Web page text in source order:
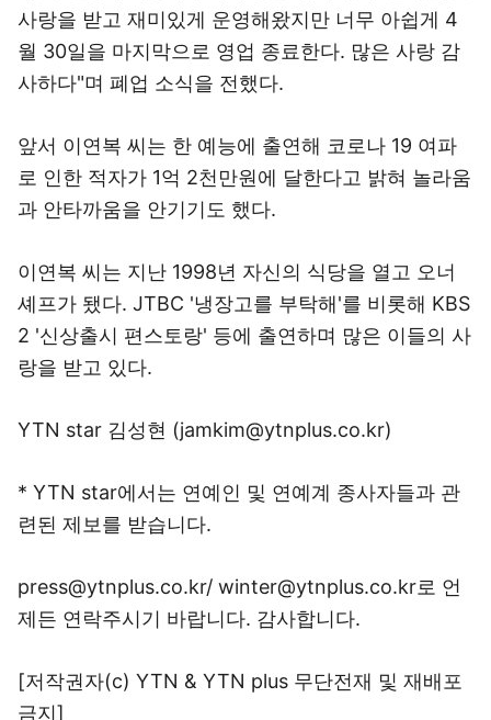
사랑을 받고 재미있게 운영해왔지만 너무 아쉽게 4
월 30일을 마지막으로 영업 종료한다. 많은 사랑 감
사하다"며 폐업 소식을 전했다.
앞서 이연복 씨는 한 예능에 출연해 코로나 19 여파
로 인한 적자가 1억 2천만원에 달한다고 밝혀 놀라움
과 안타까움을 안기기도 했다.
이연복 씨는 지난 1998년 자신의 식당을 열고 오너
셰프가 됐다. JTBC '냉장고를 부탁해'를 비롯해 KBS
2 '신상출시 편스토랑' 등에 출연하며 많은 이들의 사
랑을 받고 있다.
YTN star 김성현 (jamkim@ytnplus.co.kr)
* YTN star에서는 연예인 및 연예계 종사자들과 관
련된 제보를 받습니다.
press@ytnplus.co.kr/ winter@ytnplus.co.kr로 언
제든 연락주시기 바랍니다. 감사합니다.
[저작권자(c) YTN & YTN plus 무단전재 및 재배포
금지]